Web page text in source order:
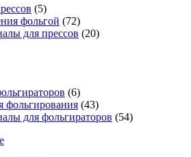
(5)
фольгой (72)
для прессов (20)
(6)
фольгирования (43)
для фольгираторов (54)